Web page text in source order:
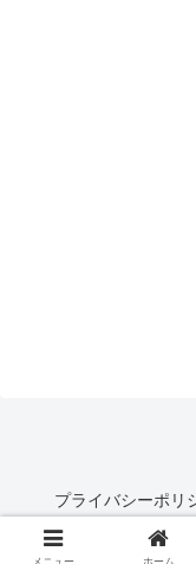
プライバシーポリ
メニュー ホーム